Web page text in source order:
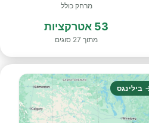
מרחק כולל
53 אטרקציות
מתוך 27 סוגים